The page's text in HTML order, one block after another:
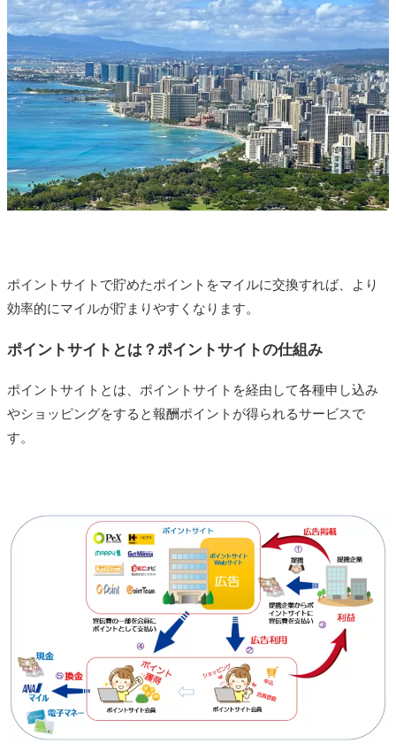
ポイントサイトで貯めたポイントをマイルに交換すれば、より
効率的にマイルが貯まりやすくなります。
ポイントサイトとは？ポイントサイトの仕組み
ポイントサイトとは、ポイントサイトを経由して各種申し込み
やショッピングをすると報酬ポイントが得られるサービスで
す。